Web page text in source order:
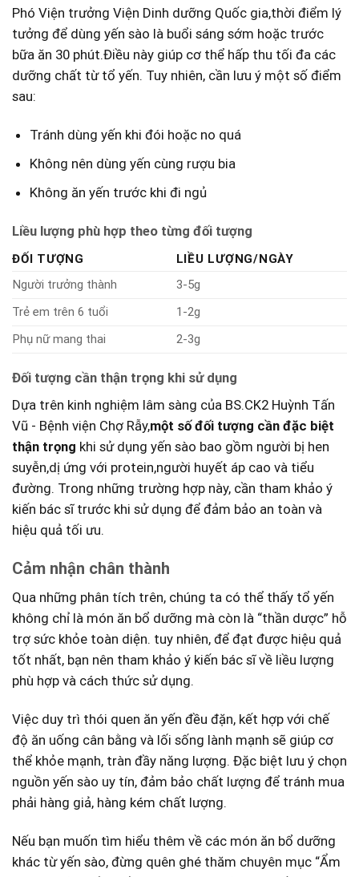
Phó Viện trưởng Viện ​Dinh dưỡng‌ Quốc ⁣gia,thời điểm lý
tưởng⁤ để dùng‍ yến sào là⁤ buổi sáng ‌sớm⁣ hoặc trước
bữa ⁣ăn 30‍ phút.Điều‌ này giúp ​cơ ‌thể hấp‌ thu tối đa​ các
dưỡng chất‍ từ ⁣tổ yến. Tuy nhiên, cần ‌lưu ý ⁢một ‍số ‍điểm
sau:
Tránh ⁣dùng⁤ yến khi đói hoặc no quá
Không nên ‍dùng yến cùng rượu bia
Không ăn yến trước khi đi ngủ
Liều lượng phù hợp theo từng đối tượng
ĐỐI TƯỢNG
LIỀU LƯỢNG/NGÀY
Người trưởng thành
3-5g
Trẻ em ‌trên 6 tuổi
1-2g
Phụ nữ ⁣mang thai
2-3g
Đối ‌tượng cần ‌thận trọng⁣ khi sử dụng
Dựa trên ‌kinh nghiệm lâm‌ sàng ​của‍ BS.CK2 ⁢Huỳnh Tấn
Vũ -​ Bệnh viện​ Chợ Rẫy,một số đối tượng ‌cần đặc biệt
thận ‍trọng khi ⁣sử ⁤dụng⁤ yến sào bao gồm người bị hen
suyễn,dị ứng với protein,người huyết áp cao và tiểu​
đường.​ Trong những trường hợp này, cần tham khảo ý
kiến bác sĩ trước khi sử dụng để đảm bảo an ⁢toàn ⁤và
hiệu quả tối ưu.
Cảm nhận chân thành
Qua⁤ những phân⁤ tích⁣ trên, chúng ta ⁣có ⁣thể thấy tổ ‌yến
không chỉ là món ăn bổ dưỡng mà​ còn là‍ “thần dược” hỗ
trợ sức khỏe toàn diện. tuy nhiên, để đạt được hiệu quả
tốt ‍nhất, bạn nên tham⁤ khảo ý kiến bác sĩ về liều lượng
phù ‌hợp và cách ​thức​ sử dụng.
Việc ⁢duy⁢ trì thói quen ăn yến đều đặn, kết hợp với chế
‌độ ăn uống cân bằng ​và lối sống lành mạnh ⁣sẽ giúp cơ
thể ⁣khỏe mạnh, tràn đầy năng lượng. ⁤Đặc biệt lưu ý chọn
nguồn​ yến sào uy tín, đảm ⁣bảo chất ​lượng để tránh mua
phải hàng giả, hàng kém chất lượng.
Nếu bạn muốn ‌tìm hiểu⁣ thêm về các món ⁣ăn bổ dưỡng
khác từ yến sào,‍ đừng ⁢quên ghé thăm chuyên mục⁤ “Ẩm